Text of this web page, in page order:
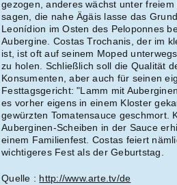
gezogen, anderes wächst unter
sagen, die nahe Ägäis lasse das
Leonídion im Osten des Peloponnes
Aubergine. Costas Trochanis, der im
ist, ist oft auf seinem Moped
zu holen. Schließlich soll die Qualität
Konsumenten, aber auch für seinen
Festtagsgericht: "Lamm mit
es vorher eigens in einem Kloster
gewürzten Tomatensauce geschmort.
Auberginen-Scheiben in der Sauce
einem Familienfest. Costas feiert
wichtigeres Fest als der Geburtstag.
Quelle : http://www.arte.tv/de